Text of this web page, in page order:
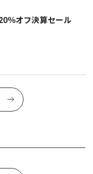
％オフ決算セール